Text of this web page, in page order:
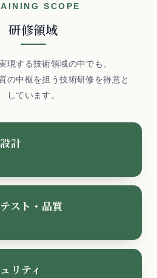
SCOPE
研修領域
現する技術領域の中でも、
の中枢を担う技術研修を得意と
しています。
計
スト・品質
リティ